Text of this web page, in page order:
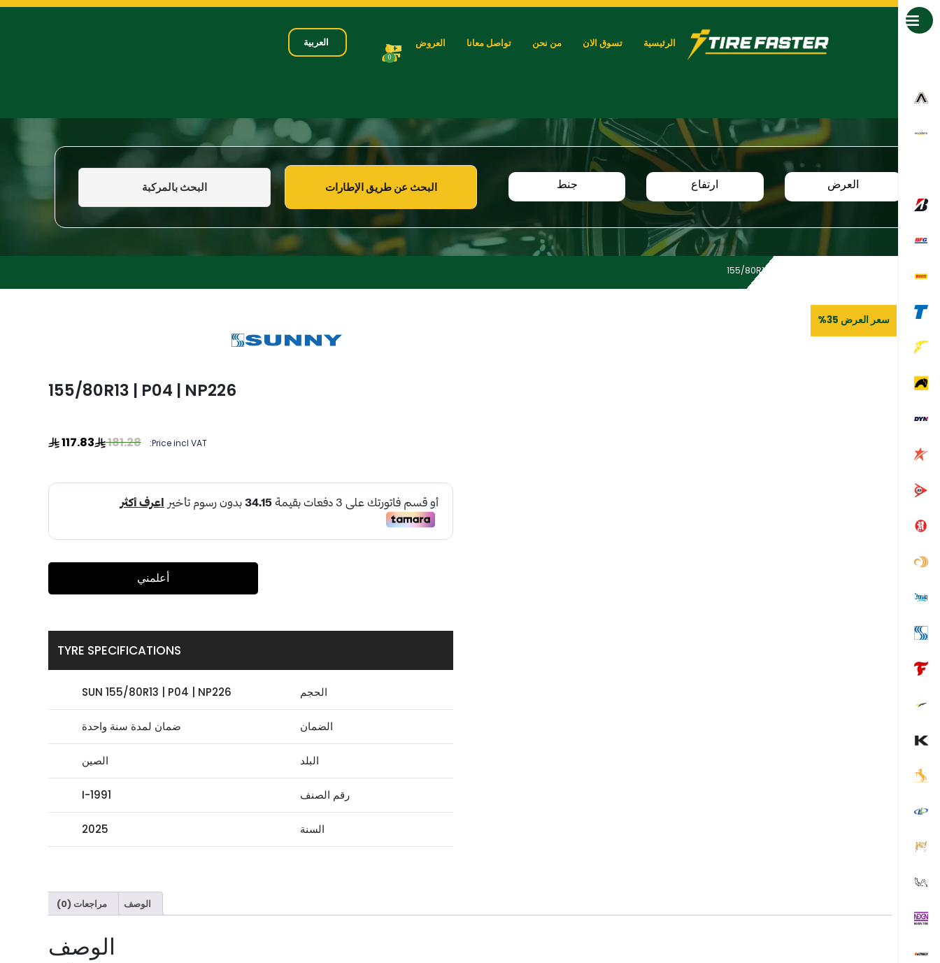
الرئيسية تسوق الان من نحن تواصل معانا العروض
0
العربية
البحث عن طريق الإطارات البحث بالمركبة العرض ارتفاع جنط
155/80R13 | P04 | NP226
سعر العرض 35%
155/80R13 | P04 | NP226
Price incl VAT:
181.28
117.83
أعلمني
TYRE SPECIFICATIONS
الحجم SUN 155/80R13 | P04 | NP226
الضمان ضمان لمدة سنة واحدة
البلد الصين
رقم الصنف I-1991
السنة 2025
الوصف مراجعات (0)
الوصف